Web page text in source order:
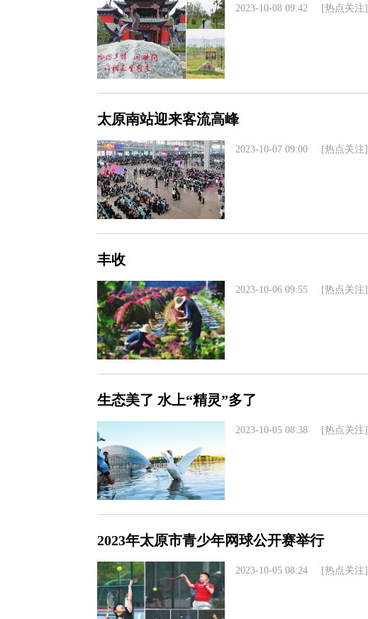
2023-10-08 09:42 [热点关注]
太原南站迎来客流高峰
2023-10-07 09:00 [热点关注]
丰收
2023-10-06 09:55 [热点关注]
生态美了 水上“精灵”多了
2023-10-05 08:38 [热点关注]
2023年太原市青少年网球公开赛举行
2023-10-05 08:24 [热点关注]